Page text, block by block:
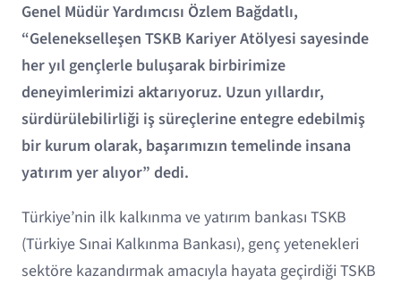
Genel Müdür Yardımcısı Özlem Bağdatlı,
“Gelenekselleşen TSKB Kariyer Atölyesi sayesinde
her yıl gençlerle buluşarak birbirimize
deneyimlerimizi aktarıyoruz. Uzun yıllardır,
sürdürülebilirliği iş süreçlerine entegre edebilmiş
bir kurum olarak, başarımızın temelinde insana
yatırım yer alıyor” dedi.
Türkiye’nin ilk kalkınma ve yatırım bankası TSKB
(Türkiye Sınai Kalkınma Bankası), genç yetenekleri
sektöre kazandırmak amacıyla hayata geçirdiği TSKB